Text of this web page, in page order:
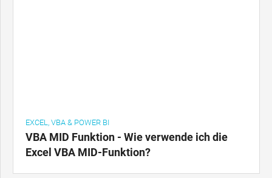
EXCEL, VBA & POWER BI
VBA MID Funktion - Wie verwende ich die
Excel VBA MID-Funktion?